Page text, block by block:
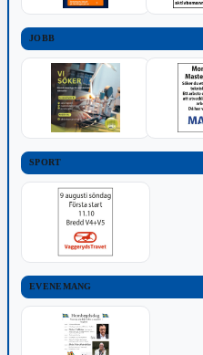
JOBB
SPORT
EVENEMANG